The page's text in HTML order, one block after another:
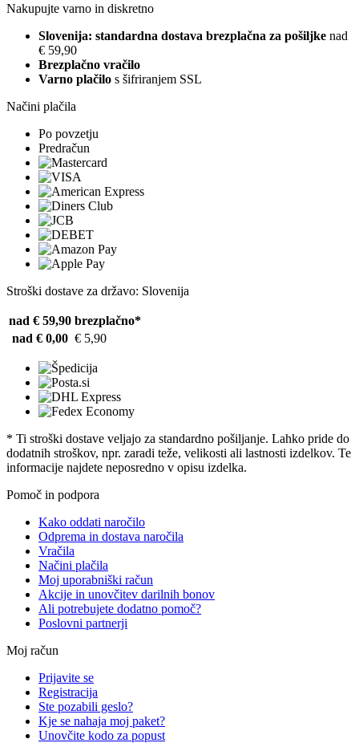
Nakupujte varno in diskretno
Slovenija: standardna dostava brezplačna za pošiljke nad
€ 59,90
Brezplačno vračilo
Varno plačilo s šifriranjem SSL
Načini plačila
Po povzetju
Predračun
Stroški dostave za državo: Slovenija
nad € 59,90 brezplačno*
nad € 0,00 € 5,90
* Ti stroški dostave veljajo za standardno pošiljanje. Lahko pride do
dodatnih stroškov, npr. zaradi teže, velikosti ali lastnosti izdelkov. Te
informacije najdete neposredno v opisu izdelka.
Pomoč in podpora
Kako oddati naročilo
Odprema in dostava naročila
Vračila
Načini plačila
Moj uporabniški račun
Akcije in unovčitev darilnih bonov
Ali potrebujete dodatno pomoč?
Poslovni partnerji
Moj račun
Prijavite se
Registracija
Ste pozabili geslo?
Kje se nahaja moj paket?
Unovčite kodo za popust